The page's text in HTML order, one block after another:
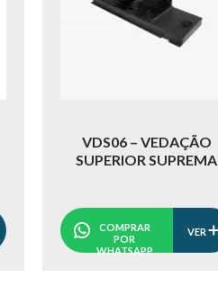
VDS06 – VEDAÇÃO
SUPERIOR SUPREMA
COMPRAR
POR
WHATSAPP
VER